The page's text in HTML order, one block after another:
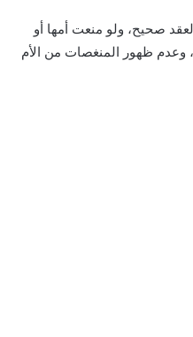
صحيح، ولو منعت أمها أو
وعدم ظهور المنغصات من الأم